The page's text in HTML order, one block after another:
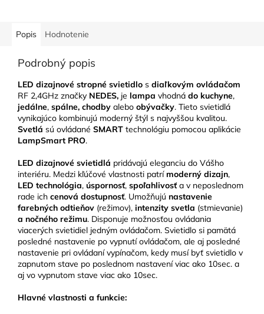
Popis Hodnotenie
Podrobný popis
LED dizajnové stropné svietidlo s diaľkovým ovládačom
RF 2,4GHz značky NEDES, je lampa vhodná do kuchyne,
jedálne, spálne, chodby alebo obývačky. Tieto svietidlá
vynikajúco kombinujú moderný štýl s najvyššou kvalitou.
Svetlá sú ovládané SMART technológiu pomocou aplikácie
LampSmart PRO.
LED dizajnové svietidlá pridávajú eleganciu do Vášho
interiéru. Medzi kľúčové vlastnosti patrímoderný dizajn,
LED technológia, úspornosť, spoľahlivosť a v neposlednom
rade ich cenová dostupnosť. Umožňujú nastavenie
farebných odtieňov (režimov), intenzity svetla (stmievanie)
a nočného režimu. Disponuje možnosťou ovládania
viacerých svietidiel jedným ovládačom. Svietidlo si pamätá
posledné nastavenie po vypnutí ovládačom, ale aj posledné
nastavenie pri ovládaní vypínačom, kedy musí byť svietidlo v
zapnutom stave po poslednom nastavení viac ako 10sec. a
aj vo vypnutom stave viac ako 10sec.
Hlavné vlastnosti a funkcie: